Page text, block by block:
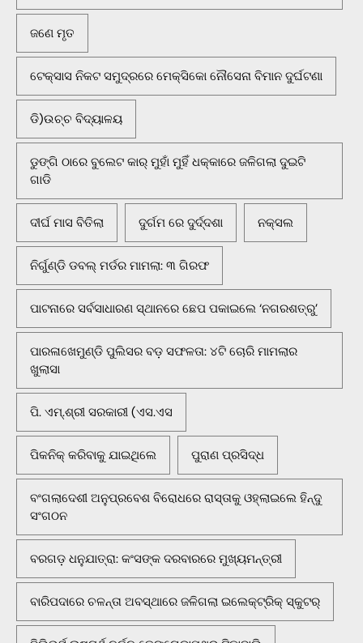
ଜଣେ ମୃତ
ଟେକ୍ସାସ ନିକଟ ସମୁଦ୍ରରେ ମେକ୍ସିକୋ ନୌସେନା ବିମାନ ଦୁର୍ଘଟଣା
ଡି)ଉଚ୍ଚ ବିଦ୍ୟାଳୟ
ଡୁଙ୍ଗି ଠାରେ ବୁଲେଟ କାର୍ ମୁହାଁ ମୁହିଁ ଧକ୍କାରେ ଜଳିଗଲା ଦୁଇଟି
ଗାଡି
ଦୀର୍ଘ ମାସ ବିତିଲା ଦୁର୍ଗମ ରେ ଦୁର୍ଦ୍ଦଶା ନକ୍ସଲ
ନିର୍ଗୁଣ୍ଡି ଡବଲ୍ ମର୍ଡର ମାମଲା: ୩ ଗିରଫ
ପାଟନାରେ ସର୍ବସାଧାରଣ ସ୍ଥାନରେ ଛେପ ପକାଇଲେ ‘ନଗରଶତ୍ରୁ’
ପାରଳାଖେମୁଣ୍ଡି ପୁଲିସର ବଡ଼ ସଫଳତା: ୪ଟି ଚୋରି ମାମଲାର
ଖୁଲାସା
ପି. ଏମ୍.ଶ୍ରୀ ସରକାରୀ (ଏସ.ଏସ
ପିକନିକ୍‌ କରିବାକୁ ଯାଇଥିଲେ ପୁରାଣ ପ୍ରସିଦ୍ଧ
ବଂଗଲାଦେଶୀ ଅନୁପ୍ରବେଶ ବିରୋଧରେ ରାସ୍ତାକୁ ଓହ୍ଲାଇଲେ ହିନ୍ଦୁ
ସଂଗଠନ
ବରଗଡ଼ ଧନୁଯାତ୍ରା: କଂସଙ୍କ ଦରବାରରେ ମୁଖ୍ୟମନ୍ତ୍ରୀ
ବାରିପଦାରେ ଚଳନ୍ତା ଅବସ୍ଥାରେ ଜଳିଗଲା ଇଲେକ୍ଟ୍ରିକ୍ ସ୍କୁଟର୍